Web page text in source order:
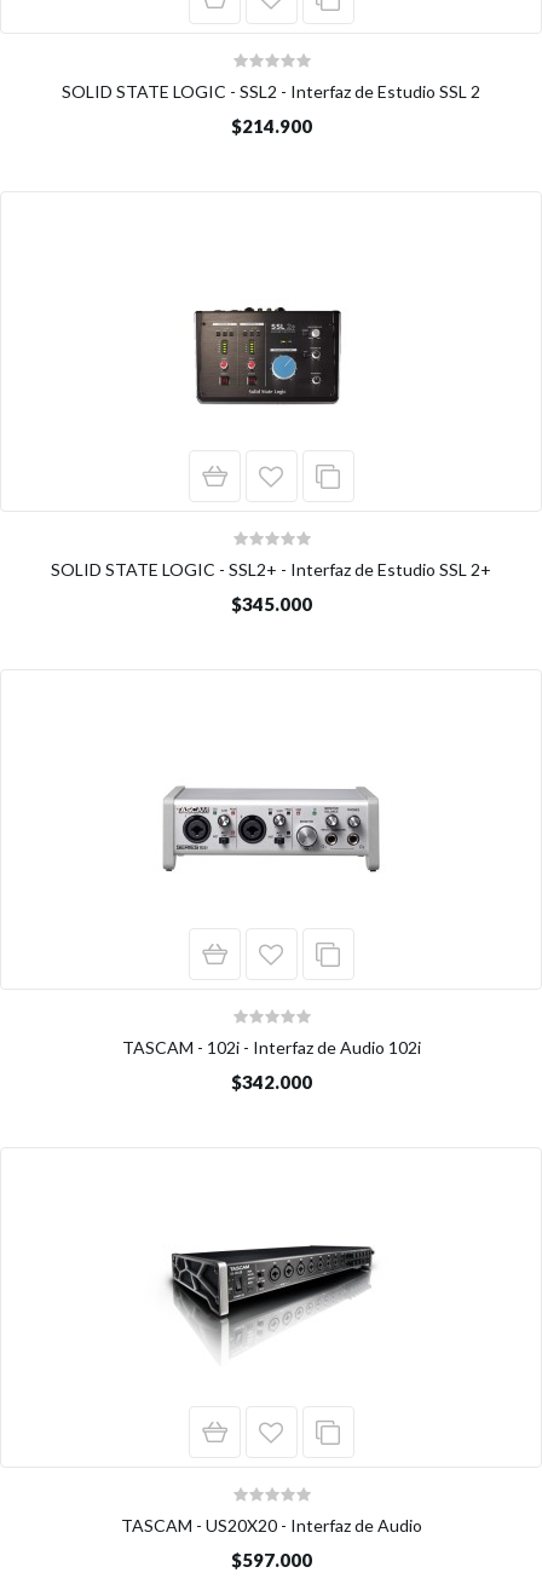
SOLID STATE LOGIC - SSL2 - Interfaz de Estudio SSL 2
$214.900
SOLID STATE LOGIC - SSL2+ - Interfaz de Estudio SSL 2+
$345.000
TASCAM - 102i - Interfaz de Audio 102i
$342.000
TASCAM - US20X20 - Interfaz de Audio
$597.000